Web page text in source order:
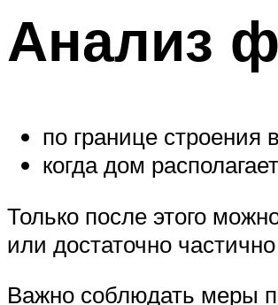
Анализ
по границе строения
когда дом
Только после этого
или достаточно
Важно соблюдать меры